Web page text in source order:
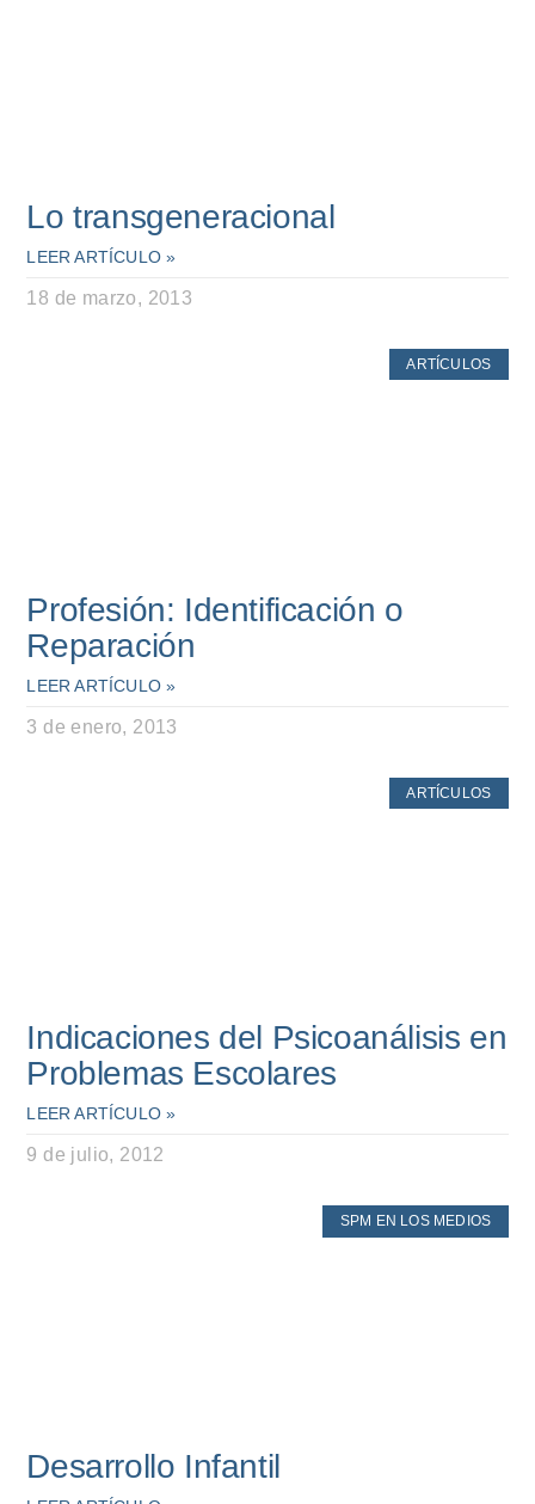
Lo transgeneracional
LEER ARTÍCULO »
18 de marzo, 2013
ARTÍCULOS
Profesión: Identificación o
Reparación
LEER ARTÍCULO »
3 de enero, 2013
ARTÍCULOS
Indicaciones del Psicoanálisis en
Problemas Escolares
LEER ARTÍCULO »
9 de julio, 2012
SPM EN LOS MEDIOS
Desarrollo Infantil